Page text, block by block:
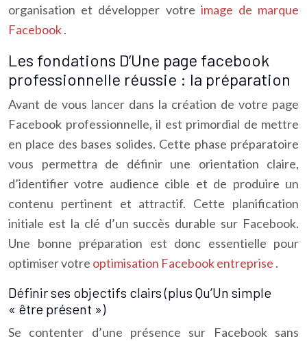
organisation et développer votre image de marque
Facebook.
Les fondations D’Une page facebook
professionnelle réussie : la préparation
Avant de vous lancer dans la création de votre page
Facebook professionnelle, il est primordial de mettre
en place des bases solides. Cette phase préparatoire
vous permettra de définir une orientation claire,
d’identifier votre audience cible et de produire un
contenu pertinent et attractif. Cette planification
initiale est la clé d’un succès durable sur Facebook.
Une bonne préparation est donc essentielle pour
optimiser votre optimisation Facebook entreprise .
Définir ses objectifs clairs (plus Qu’Un simple
« être présent »)
Se contenter d’une présence sur Facebook sans